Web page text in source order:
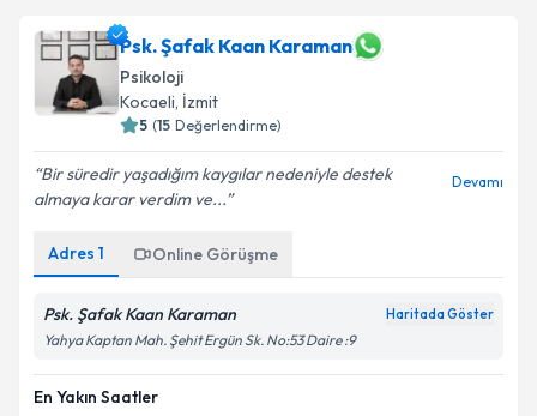
Psk. Şafak Kaan Karaman
Psikoloji
Kocaeli, İzmit
5 (15 Değerlendirme)
Bir süredir yaşadığım kaygılar nedeniyle destek
almaya karar verdim ve...
Devamı
Adres 1 Online Görüşme
Psk. Şafak Kaan Karaman Haritada Göster
Yahya Kaptan Mah. Şehit Ergün Sk. No:53 Daire :9
En Yakın Saatler